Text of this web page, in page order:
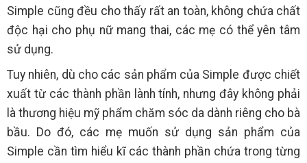
Simple cũng đều cho thấy rất an toàn, không chứa chất
độc hại cho phụ nữ mang thai, các mẹ có thể yên tâm
sử dụng.
Tuy nhiên, dù cho các sản phẩm của Simple được chiết
xuất từ các thành phần lành tính, nhưng đây không phải
là thương hiệu mỹ phẩm chăm sóc da dành riêng cho bà
bầu. Do đó, các mẹ muốn sử dụng sản phẩm của
Simple cần tìm hiểu kĩ các thành phần chứa trong từng